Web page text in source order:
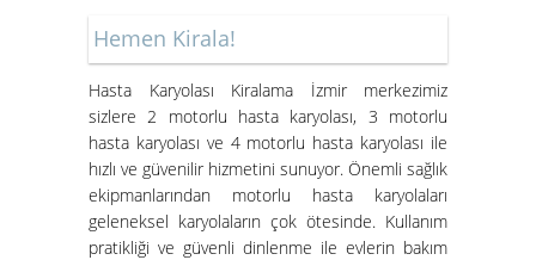
Hasta Karyolası Muğla
Hasta Karyolası Kiralama
Hizmeti
Hemen Kirala!
Hasta Karyolası Kiralama İzmir merkezimiz
sizlere 2 motorlu hasta karyolası, 3 motorlu
hasta karyolası ve 4 motorlu hasta karyolası ile
hızlı ve güvenilir hizmetini sunuyor. Önemli sağlık
ekipmanlarından motorlu hasta karyolaları
geleneksel karyolaların çok ötesinde. Kullanım
pratikliği ve güvenli dinlenme ile evlerin bakım